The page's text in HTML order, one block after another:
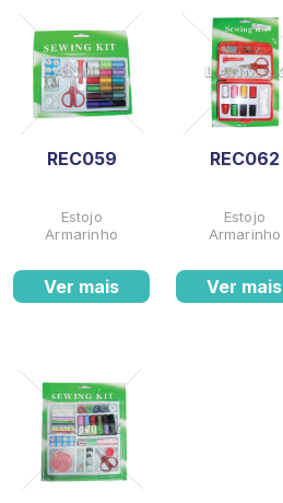
REC059
Estojo
Armarinho
Ver mais
REC062
Estojo
Armarinho
Ver mais